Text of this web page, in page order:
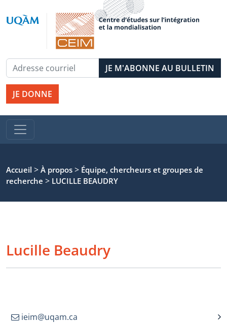
JE DONNE
Accueil > À propos > Équipe, chercheurs et groupes de
recherche > LUCILLE BEAUDRY
Lucille Beaudry
ieim@uqam.ca